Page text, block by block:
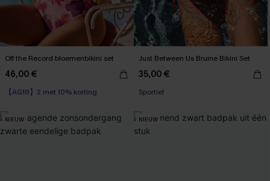
Off the Record bloemenbikini set
46,00 €
【AG18】2 met 10% korting
Just Between Us Bruine Bikini Set
35,00 €
Sportief
NIEUW NIEUW